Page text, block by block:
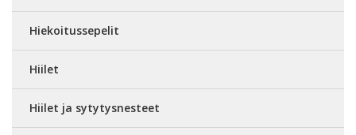
Hiekoitussepelit
Hiilet
Hiilet ja sytytysnesteet